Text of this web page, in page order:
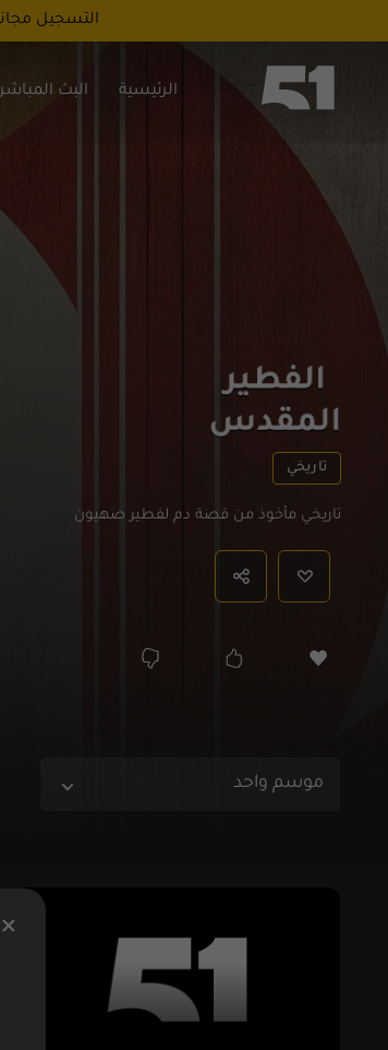
التسجيل
الرئيسية البث المباشر
تاريخي
تاريخي مأخوذ من قصة دم لفطير صهيون
موسم واحد